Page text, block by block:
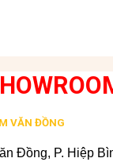
VĂN ĐỒNG
Đồng, P. Hiệp